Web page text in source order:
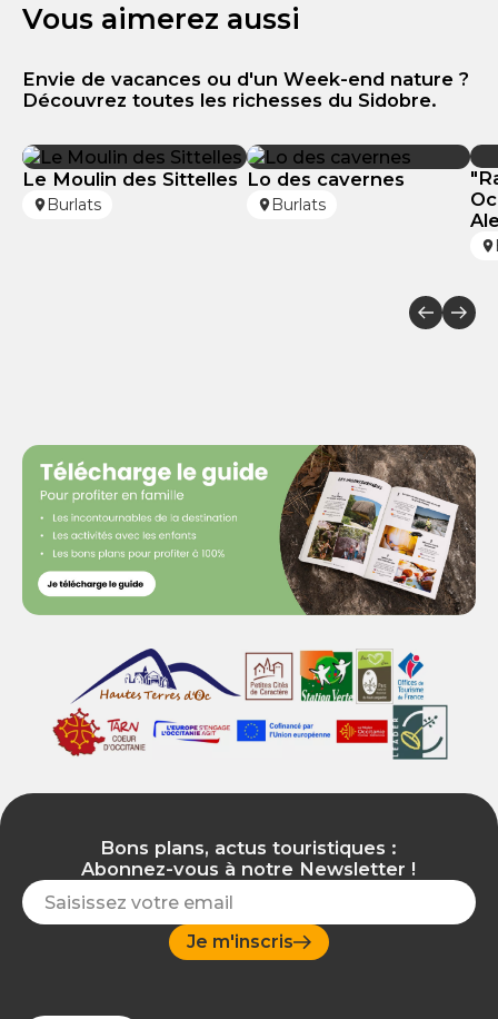
Vous aimerez aussi
Envie de vacances ou d'un Week-end nature ?
Découvrez toutes les richesses du Sidobre.
Le Moulin des Sittelles
Burlats
Lo des cavernes
Burlats
Bons plans, actus touristiques :
Abonnez-vous à notre Newsletter !
Je m'inscris